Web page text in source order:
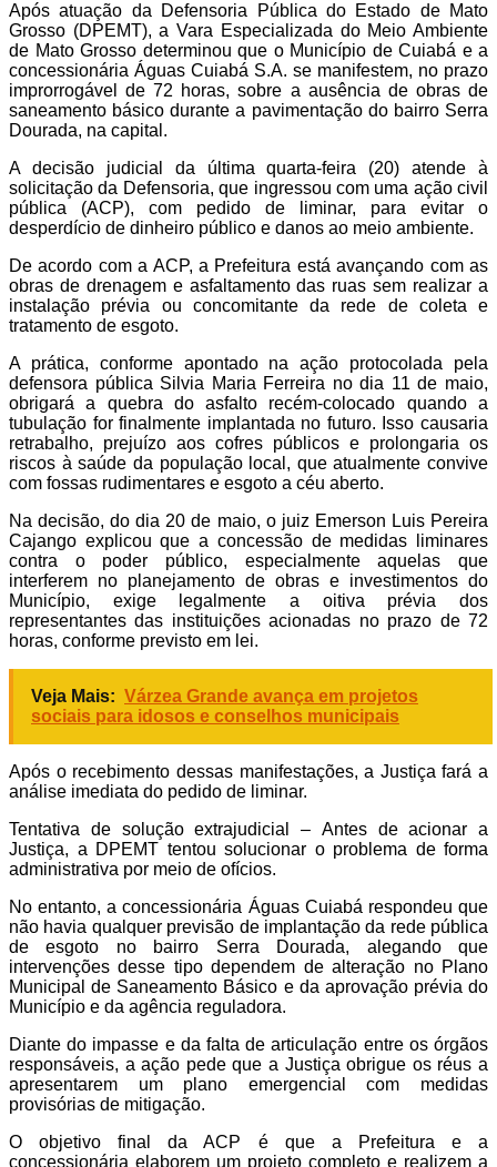
Após atuação da Defensoria Pública do Estado de Mato
Grosso (DPEMT), a Vara Especializada do Meio Ambiente
de Mato Grosso determinou que o Município de Cuiabá e a
concessionária Águas Cuiabá S.A. se manifestem, no prazo
improrrogável de 72 horas, sobre a ausência de obras de
saneamento básico durante a pavimentação do bairro Serra
Dourada, na capital.
A decisão judicial da última quarta-feira (20) atende à
solicitação da Defensoria, que ingressou com uma ação civil
pública (ACP), com pedido de liminar, para evitar o
desperdício de dinheiro público e danos ao meio ambiente.
De acordo com a ACP, a Prefeitura está avançando com as
obras de drenagem e asfaltamento das ruas sem realizar a
instalação prévia ou concomitante da rede de coleta e
tratamento de esgoto.
A prática, conforme apontado na ação protocolada pela
defensora pública Silvia Maria Ferreira no dia 11 de maio,
obrigará a quebra do asfalto recém-colocado quando a
tubulação for finalmente implantada no futuro. Isso causaria
retrabalho, prejuízo aos cofres públicos e prolongaria os
riscos à saúde da população local, que atualmente convive
com fossas rudimentares e esgoto a céu aberto.
Na decisão, do dia 20 de maio, o juiz Emerson Luis Pereira
Cajango explicou que a concessão de medidas liminares
contra o poder público, especialmente aquelas que
interferem no planejamento de obras e investimentos do
Município, exige legalmente a oitiva prévia dos
representantes das instituições acionadas no prazo de 72
horas, conforme previsto em lei.
Veja Mais: Várzea Grande avança em projetos
sociais para idosos e conselhos municipais
Após o recebimento dessas manifestações, a Justiça fará a
análise imediata do pedido de liminar.
Tentativa de solução extrajudicial – Antes de acionar a
Justiça, a DPEMT tentou solucionar o problema de forma
administrativa por meio de ofícios.
No entanto, a concessionária Águas Cuiabá respondeu que
não havia qualquer previsão de implantação da rede pública
de esgoto no bairro Serra Dourada, alegando que
intervenções desse tipo dependem de alteração no Plano
Municipal de Saneamento Básico e da aprovação prévia do
Município e da agência reguladora.
Diante do impasse e da falta de articulação entre os órgãos
responsáveis, a ação pede que a Justiça obrigue os réus a
apresentarem um plano emergencial com medidas
provisórias de mitigação.
O objetivo final da ACP é que a Prefeitura e a
concessionária elaborem um projeto completo e realizem a